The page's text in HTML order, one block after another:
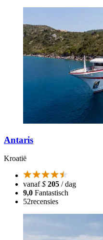
Antaris
Kroatië
vanaf$ 205 / dag
9,0 Fantastisch
52recensies